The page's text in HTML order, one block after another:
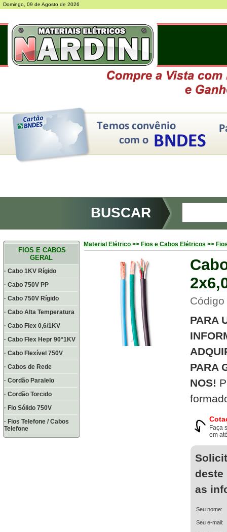
Domingo, 09 de Agosto de 2026
BUSCAR
FIOS E CABOS
GERAL
· Cabo 1KV Rígido
· Cabo 750V PP
· Cabo 750V Rígido
· Cabo Alta Temperatura
· Cabo Flex 0,6/1KV
· Cabo Flex Hepr 90°1KV
· Cabo Flexível 750V
· Cabos de Rede
· Cordão Paralelo
· Cordão Torcido
· Fio Sólido 750V
· Fios Telefone / Cabos
Telefone
Material Elétrico >> Fios e Cabos Elétricos >>
PARA
PARA
NOS!
Faça
em
deste
as
Seu nome:
Seu e-mail: